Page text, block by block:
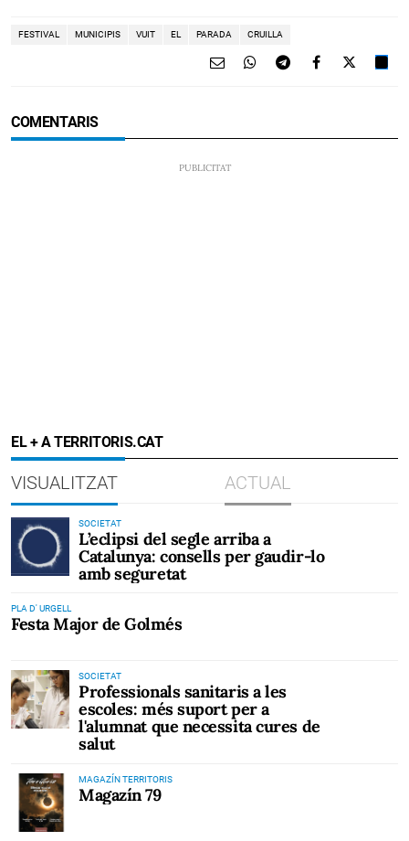
FESTIVAL MUNICIPIS VUIT EL PARADA CRUILLA
COMENTARIS
EL + A TERRITORIS.CAT
VISUALITZAT ACTUAL
SOCIETAT
L’eclipsi del segle arriba a
Catalunya: consells per gaudir-lo
amb seguretat
PLA D' URGELL
Festa Major de Golmés
SOCIETAT
Professionals sanitaris a les
escoles: més suport per a
l'alumnat que necessita cures de
salut
MAGAZÍN TERRITORIS
Magazín 79